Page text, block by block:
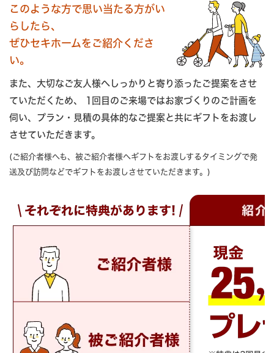
このような方で思い当たる方がい
らしたら、
ぜひセキホームをご紹介くださ
い。
また、大切なご友人様へしっかりと寄り添ったご提案をさせ
ていただくため、 1回目のご来場ではお家づくりのご計画を
伺い、 プラン・見積の具体的なご提案と共にギフトをお渡し
させていただきます。
(ご紹介者様へも、被ご紹介者様ヘギフトをお渡しするタイミングで発
送及び訪問などでギフトをお渡しさせていただきます。)